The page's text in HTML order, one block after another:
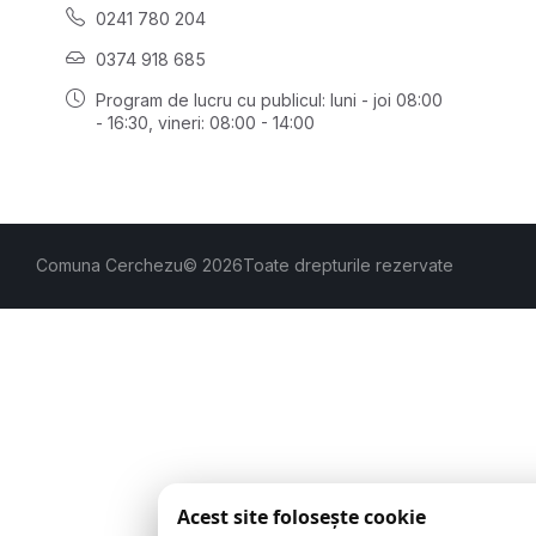
0241 780 204
0374 918 685
Program de lucru cu publicul: luni - joi 08:00
- 16:30 , vineri: 08:00 - 14:00
Comuna Cerchezu© 2026Toate drepturile rezervate
Acest site folosește cookie